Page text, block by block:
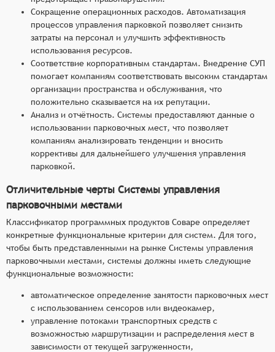
Сокращение операционных расходов. Автоматизация
процессов управления парковкой позволяет снизить
затраты на персонал и улучшить эффективность
использования ресурсов.
Соответствие корпоративным стандартам. Внедрение СУП
помогает компаниям соответствовать высоким стандартам
организации пространства и обслуживания, что
положительно сказывается на их репутации.
Анализ и отчётность. Системы предоставляют данные о
использовании парковочных мест, что позволяет
компаниям анализировать тенденции и вносить
коррективы для дальнейшего улучшения управления
парковкой.
Отличительные черты Системы управления
парковочными местами
Классификатор программных продуктов Соваре определяет
конкретные функциональные критерии для систем. Для того,
чтобы быть представленными на рынке Системы управления
парковочными местами, системы должны иметь следующие
функциональные возможности:
автоматическое определение занятости парковочных мест
с использованием сенсоров или видеокамер,
управление потоками транспортных средств с
возможностью маршрутизации и распределения мест в
зависимости от текущей загруженности,